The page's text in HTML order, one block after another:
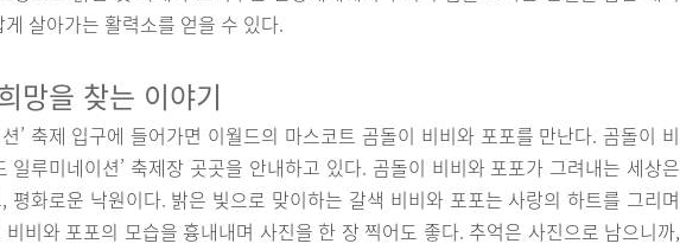
살아가는 활력소를 얻을 수 있다.
망을 찾는 이야기
’ 축제 입구에 들어가면 이월드의 마스코트 곰돌이 비비와 포포를 만난다. 곰돌이 비
일루미네이션’ 축제장 곳곳을 안내하고 있다. 곰돌이 비비와 포포가 그려내는 세상은
평화로운 낙원이다. 밝은 빛으로 맞이하는 갈색 비비와 포포는 사랑의 하트를 그리며
비와 포포의 모습을 흉내내며 사진을 한 장 찍어도 좋다. 추억은 사진으로 남으니까,